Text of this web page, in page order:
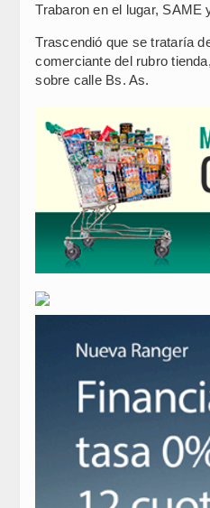
Trabaron en el lugar, SAME
Trascendió que se trataría
comerciante del rubro
sobre calle Bs. As.